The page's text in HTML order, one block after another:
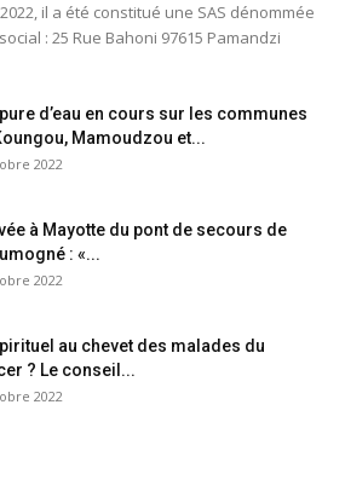
il a été constitué une SAS dénommée
: 25 Rue Bahoni 97615 Pamandzi
d’eau en cours sur les communes
Mamoudzou et...
2022
à Mayotte du pont de secours de
: «...
2022
au chevet des malades du
? Le conseil...
2022